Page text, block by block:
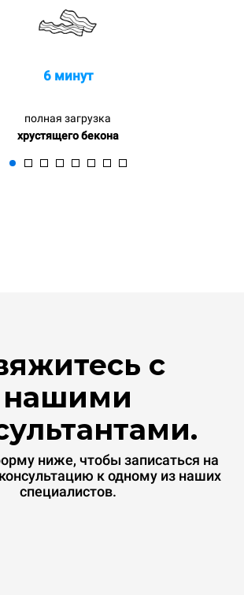
6 минут
полная загрузка
хрустящего бекона
с
нашими
ниже, чтобы записаться на
к одному из наших
специалистов.